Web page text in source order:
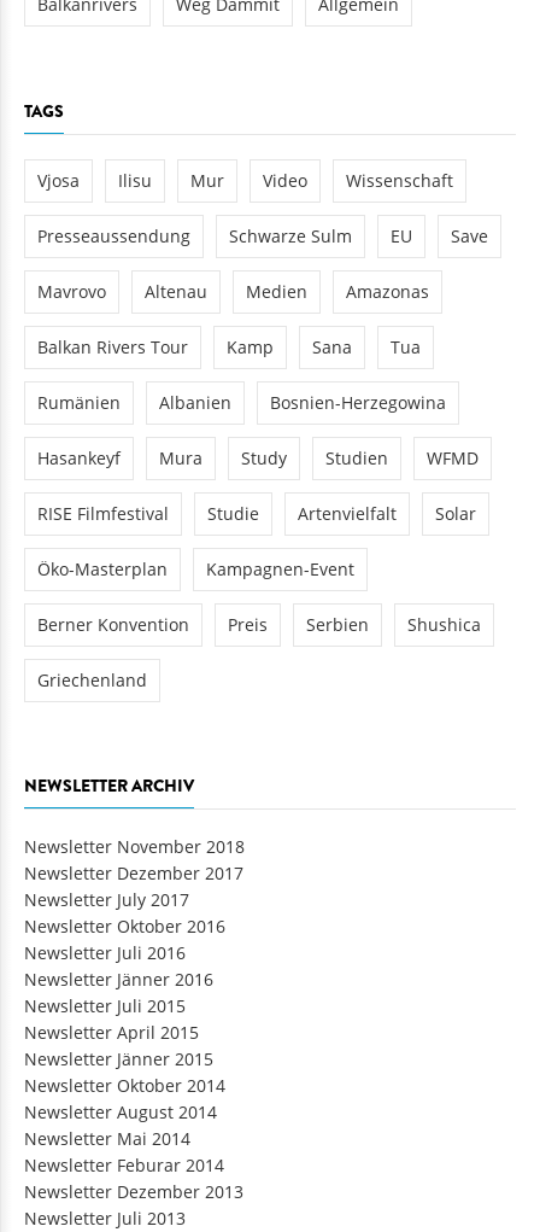
TAGS
Vjosa Ilisu Mur Video Wissenschaft
Presseaussendung Schwarze Sulm EU Save
Mavrovo Altenau Medien Amazonas
Balkan Rivers Tour Kamp Sana Tua
Rumänien Albanien Bosnien-Herzegowina
Hasankeyf Mura Study Studien WFMD
RISE Filmfestival Studie Artenvielfalt Solar
Öko-Masterplan Kampagnen-Event
Berner Konvention Preis Serbien Shushica
Griechenland
NEWSLETTER ARCHIV
Newsletter November 2018
Newsletter Dezember 2017
Newsletter July 2017
Newsletter Oktober 2016
Newsletter Juli 2016
Newsletter Jänner 2016
Newsletter Juli 2015
Newsletter April 2015
Newsletter Jänner 2015
Newsletter Oktober 2014
Newsletter August 2014
Newsletter Mai 2014
Newsletter Feburar 2014
Newsletter Dezember 2013
Newsletter Juli 2013